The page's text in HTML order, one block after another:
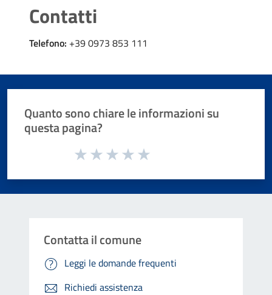
Contatti
Telefono: +39 0973 853 111
Quanto sono chiare le informazioni su
questa pagina?
Valuta da 1 a 5 stelle la pagina
Contatta il comune
Leggi le domande frequenti
Richiedi assistenza